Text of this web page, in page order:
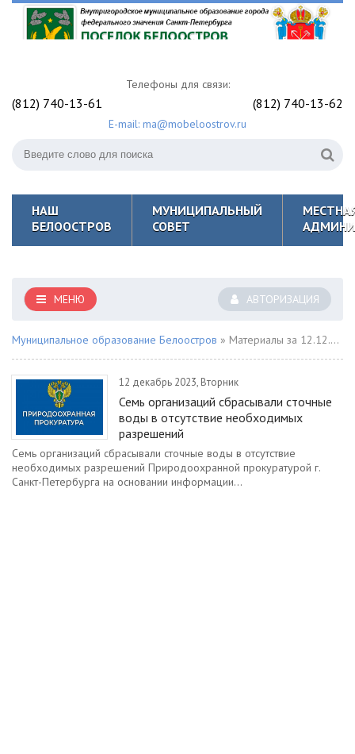
Телефоны для связи:
(812) 740-13-61 (812) 740-13-62
E-mail: ma@mobeloostrov.ru
НАШ
БЕЛООСТРОВ
МУНИЦИПАЛЬНЫЙ
СОВЕТ
АВТОРИЗАЦИЯ
МЕНЮ
Муниципальное образование Белоостров » Материалы за 12.12.2023
12 декабрь 2023, Вторник
Семь организаций сбрасывали сточные
воды в отсутствие необходимых
разрешений
Семь организаций сбрасывали сточные воды в отсутствие
необходимых разрешений Природоохранной прокуратурой г.
Санкт-Петербурга на основании информации...